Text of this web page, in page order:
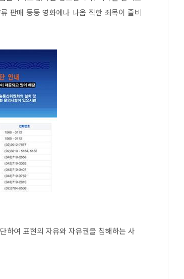
판매 등등 영화에나 나옴 직한 죄목이 즐비
여 표현의 자유와 자유권을 침해하는 사